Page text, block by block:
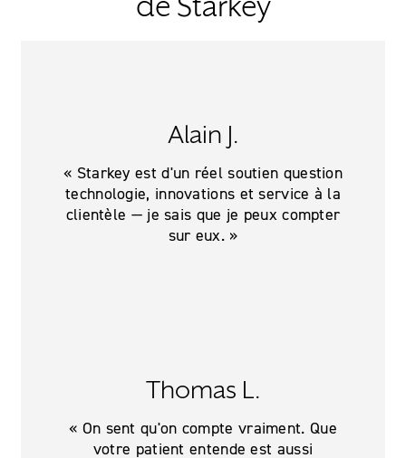
Alain J.
« Starkey est d'un réel soutien question
technologie, innovations et service à la
clientèle — je sais que je peux compter
sur eux. »
Thomas L.
« On sent qu'on compte vraiment. Que
votre patient entende est aussi